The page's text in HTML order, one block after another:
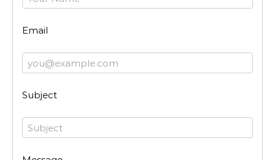
Email
Subject